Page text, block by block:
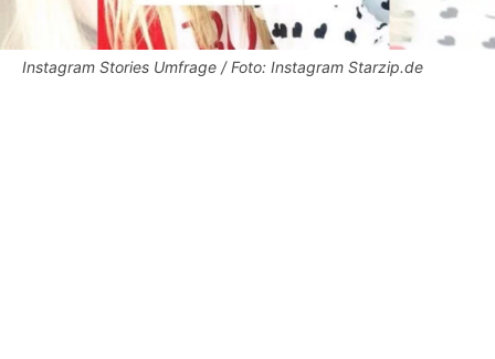
Instagram Stories Umfrage / Foto: Instagram Starzip.de